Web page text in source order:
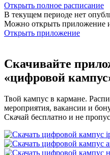
Открыть полное расписание
В текущем периоде нет
Можно открыть приложение
Открыть приложение
Скачивайте
«цифровой
Твой кампус в кармане.
мероприятия, вакансии и
Скачай бесплатно и не